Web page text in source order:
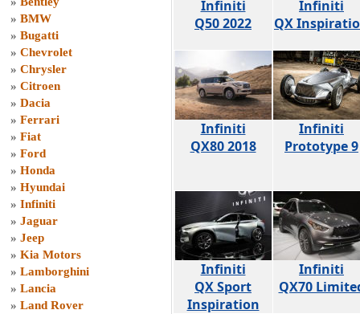
» BMW
» Bugatti
» Chevrolet
» Chrysler
» Citroen
» Dacia
» Ferrari
» Fiat
» Ford
» Honda
» Hyundai
» Infiniti
» Jaguar
» Jeep
» Kia Motors
» Lamborghini
» Lancia
» Land Rover
Infiniti
Q50 2022
Infiniti
QX
Infiniti
QX80 2018
Infiniti
Prototype 9
Infiniti
QX Sport
Inspiration
Infiniti
QX70